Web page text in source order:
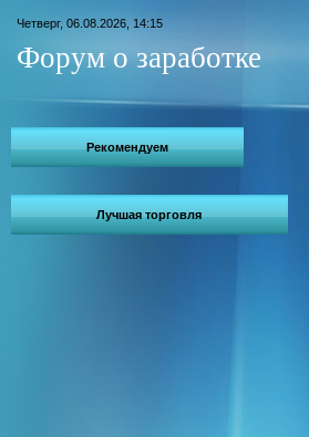
Четверг, 06.08.2026, 14:15
Форум о заработке
Рекомендуем
Лучшая торговля